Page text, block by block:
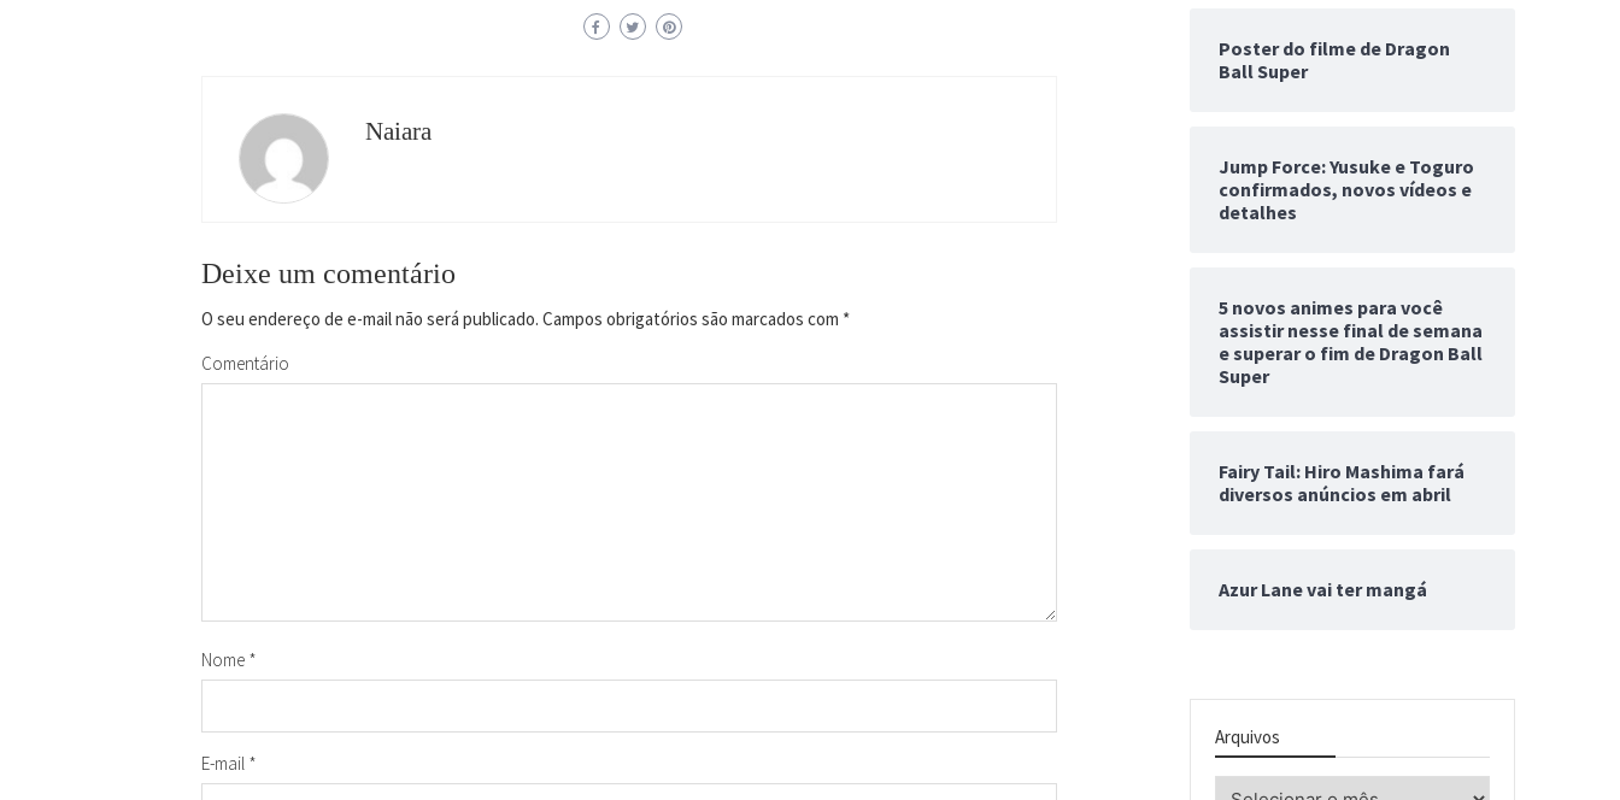
Naiara
Deixe um comentário
O seu endereço de e-mail não será publicado. Campos obrigatórios são marcados com *
Comentário
Nome *
E-mail *
Poster do filme de Dragon
Ball Super
Jump Force: Yusuke e Toguro
confirmados, novos vídeos e
detalhes
5 novos animes para você
assistir nesse final de semana
e superar o fim de Dragon Ball
Super
Fairy Tail: Hiro Mashima fará
diversos anúncios em abril
Azur Lane vai ter mangá
Arquivos
Arquivos